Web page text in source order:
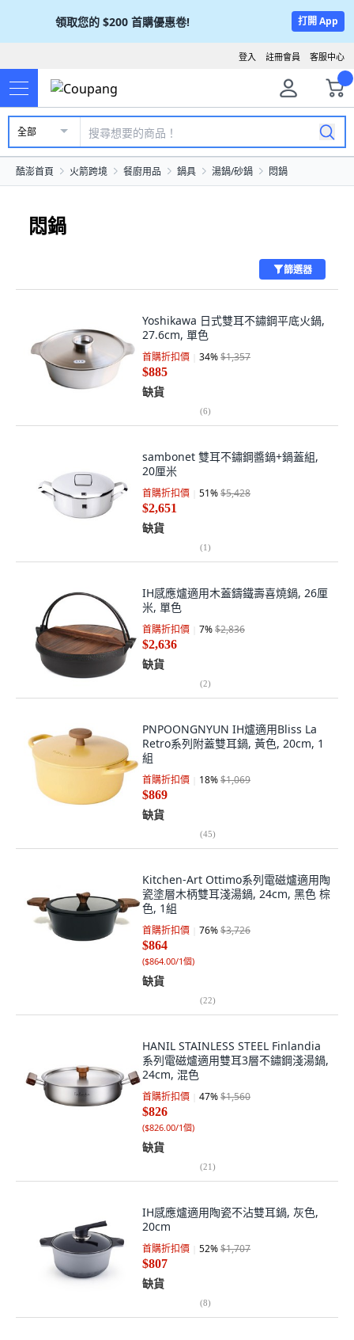
領取您的 $200 首購優惠卷! 打開 App
客服中心
註冊會員
登入
全部
酷澎首頁 火箭跨境 餐廚用品 鍋具 湯鍋/砂鍋 悶鍋
悶鍋
篩選器
Yoshikawa 日式雙耳不鏽鋼平底火鍋,
27.6cm, 單色
首購折扣價 34%$1,357
$885
缺貨
(6)
sambonet 雙耳不鏽鋼醬鍋+鍋蓋組,
20厘米
首購折扣價 51%$5,428
$2,651
缺貨
(1)
IH感應爐適用木蓋鑄鐵壽喜燒鍋, 26厘
米, 單色
首購折扣價 7%$2,836
$2,636
缺貨
(2)
PNPOONGNYUN IH爐適用Bliss La
Retro系列附蓋雙耳鍋, 黃色, 20cm, 1
組
首購折扣價 18%$1,069
$869
缺貨
(45)
Kitchen-Art Ottimo系列電磁爐適用陶
瓷塗層木柄雙耳淺湯鍋, 24cm, 黑色 棕
色, 1組
首購折扣價 76%$3,726
$864
($864.00/1個)
缺貨
(22)
HANIL STAINLESS STEEL Finlandia
系列電磁爐適用雙耳3層不鏽鋼淺湯鍋,
24cm, 混色
首購折扣價 47%$1,560
$826
($826.00/1個)
缺貨
(21)
IH感應爐適用陶瓷不沾雙耳鍋, 灰色,
20cm
首購折扣價 52%$1,707
$807
缺貨
(8)